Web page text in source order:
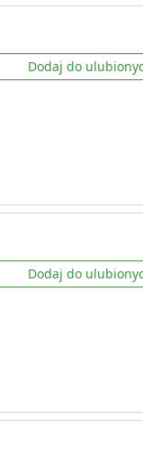
Dodaj do
Dodaj do